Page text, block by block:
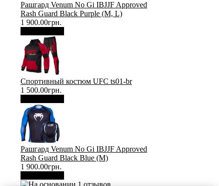
Рашгард Venum No Gi IBJJF Approved
Rash Guard Black Purple (М, L)
1 900.00грн.
Спортивный костюм UFC ts01-br
1 500.00грн.
Рашгард Venum No Gi IBJJF Approved
Rash Guard Black Blue (М)
1 900.00грн.